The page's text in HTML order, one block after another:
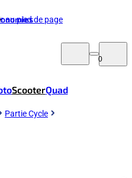
au pied de page
0
ScooterQuad
Partie Cycle